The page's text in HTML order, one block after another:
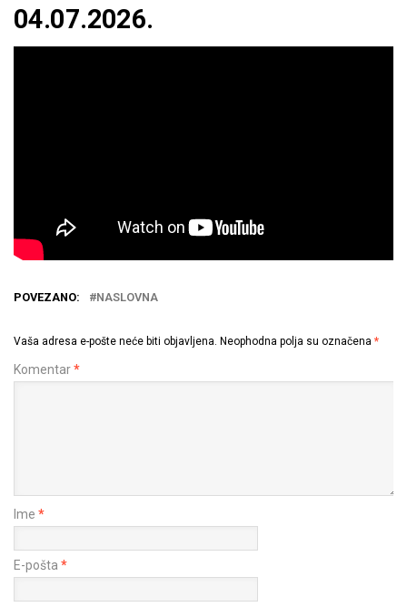
04.07.2026.
POVEZANO: NASLOVNA
Vaša adresa e-pošte neće biti objavljena. Neophodna polja su označena *
Komentar*
Ime *
E-pošta *